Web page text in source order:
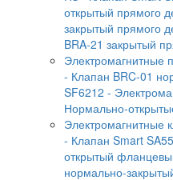
открытый прямого
закрытый прямого
BRA-21 закрытый
Электромагнитные
- Клапан BRC-01
SF6212 -
Нормально-
Электромагнитные
- Клапан Smart
открытый
нормально-